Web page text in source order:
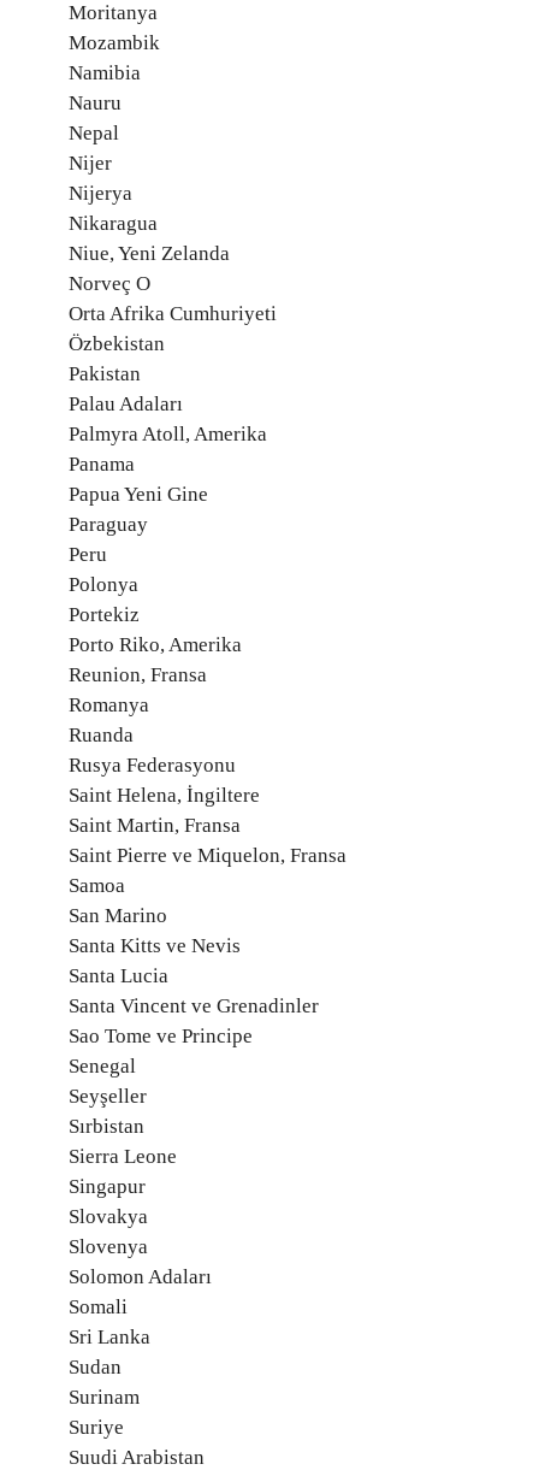
Moritanya
Mozambik
Namibia
Nauru
Nepal
Nijer
Nijerya
Nikaragua
Niue, Yeni Zelanda
Norveç O
Orta Afrika Cumhuriyeti
Özbekistan
Pakistan
Palau Adaları
Palmyra Atoll, Amerika
Panama
Papua Yeni Gine
Paraguay
Peru
Polonya
Portekiz
Porto Riko, Amerika
Reunion, Fransa
Romanya
Ruanda
Rusya Federasyonu
Saint Helena, İngiltere
Saint Martin, Fransa
Saint Pierre ve Miquelon, Fransa
Samoa
San Marino
Santa Kitts ve Nevis
Santa Lucia
Santa Vincent ve Grenadinler
Sao Tome ve Principe
Senegal
Seyşeller
Sırbistan
Sierra Leone
Singapur
Slovakya
Slovenya
Solomon Adaları
Somali
Sri Lanka
Sudan
Surinam
Suriye
Suudi Arabistan